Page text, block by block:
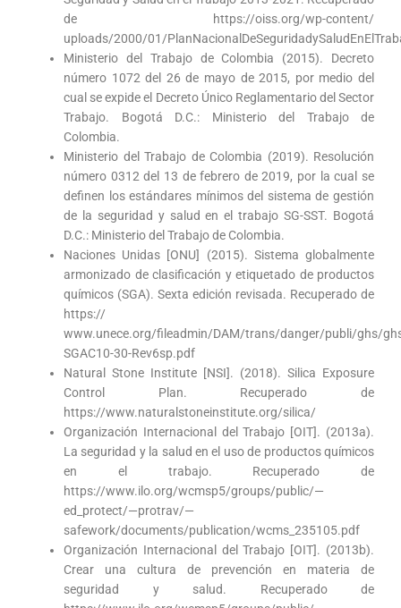
de https://oiss.org/wp-content/
uploads/2000/01/
Ministerio del Trabajo de Colombia (2015). Decreto
número 1072 del 26 de mayo de 2015, por medio del
cual se expide el Decreto Único Reglamentario del Sector
Trabajo. Bogotá D.C.: Ministerio del Trabajo de
Colombia.
Ministerio del Trabajo de Colombia (2019). Resolución
número 0312 del 13 de febrero de 2019, por la cual se
definen los estándares mínimos del sistema de gestión
de la seguridad y salud en el trabajo SG-SST. Bogotá
D.C.: Ministerio del Trabajo de Colombia.
Naciones Unidas [ONU] (2015). Sistema globalmente
armonizado de clasificación y etiquetado de productos
químicos (SGA). Sexta edición revisada. Recuperado de
https://
www.unece.org/fileadmin/DAM/trans/danger/publi/ghs/
SGAC10-30-Rev6sp.pdf
Natural Stone Institute [NSI]. (2018). Silica Exposure
Control Plan. Recuperado de
https://www.naturalstoneinstitute.org/silica/
Organización Internacional del Trabajo [OIT]. (2013a).
La seguridad y la salud en el uso de productos químicos
en el trabajo. Recuperado de
https://www.ilo.org/wcmsp5/groups/public/—
ed_protect/—protrav/—
safework/documents/publication/wcms_235105.pdf
Organización Internacional del Trabajo [OIT]. (2013b).
Crear una cultura de prevención en materia de
seguridad y salud. Recuperado de